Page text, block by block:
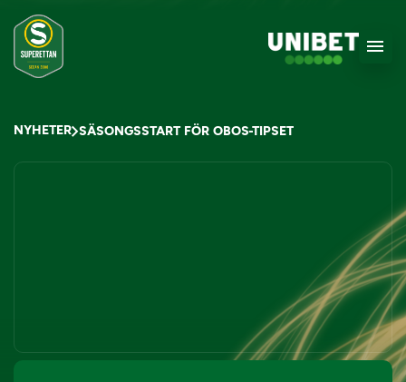
NYHETER SÄSONGSSTART FÖR OBOS-TIPSET